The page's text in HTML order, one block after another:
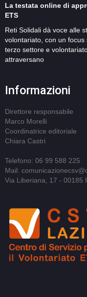
La testata online di
ETS
Reti Solidali dà voce alle
volontariato, con un
terzo settore e
attraversano
Informazioni
Direttore responsabile
Marco Morelli
Coordinatrice editoriale
Chiara Castri
Telefono: 06 99 588 225
Mail:
Via Liberiana, 17 - 00185